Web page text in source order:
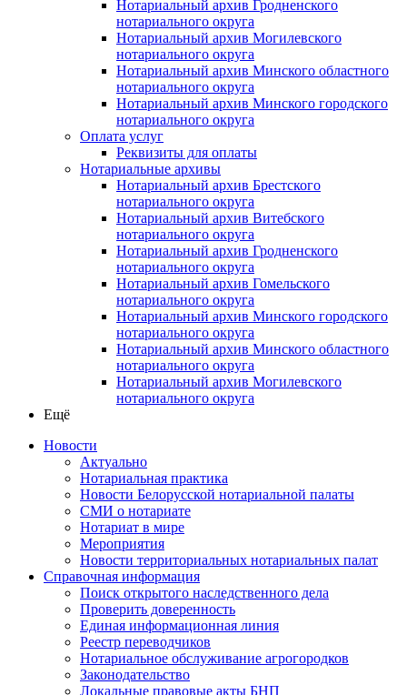
Нотариальный архив Гродненского
нотариального округа
Нотариальный архив Могилевского
нотариального округа
Нотариальный архив Минского областного
нотариального округа
Нотариальный архив Минского городского
нотариального округа
Оплата услуг
Реквизиты для оплаты
Нотариальные архивы
Нотариальный архив Брестского
нотариального округа
Нотариальный архив Витебского
нотариального округа
Нотариальный архив Гродненского
нотариального округа
Нотариальный архив Гомельского
нотариального округа
Нотариальный архив Минского городского
нотариального округа
Нотариальный архив Минского областного
нотариального округа
Нотариальный архив Могилевского
нотариального округа
Ещё
Новости
Актуально
Нотариальная практика
Новости Белорусской нотариальной палаты
СМИ о нотариате
Нотариат в мире
Мероприятия
Новости территориальных нотариальных палат
Справочная информация
Поиск открытого наследственного дела
Проверить доверенность
Единая информационная линия
Реестр переводчиков
Нотариальное обслуживание агрогородков
Законодательство
Локальные правовые акты БНП